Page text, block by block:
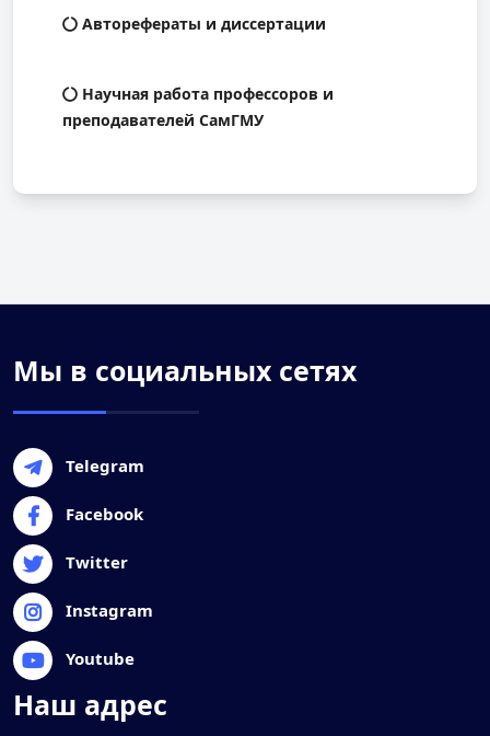
Авторефераты и диссертации
Научная работа профессоров и
преподавателей СамГМУ
Мы в социальных сетях
Telegram
Facebook
Twitter
Instagram
Youtube
Наш адрес